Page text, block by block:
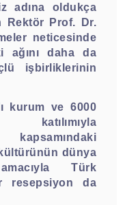
adına oldukça
Rektör Prof. Dr.
neticesinde
ağını daha da
işbirliklerinin
kurum ve 6000
dünya
Türk
resepsiyon da